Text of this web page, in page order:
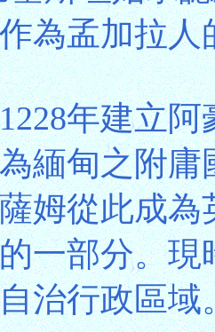
為孟加拉
年建立
緬甸之附
姆從此成為
一部分。
治行政區域